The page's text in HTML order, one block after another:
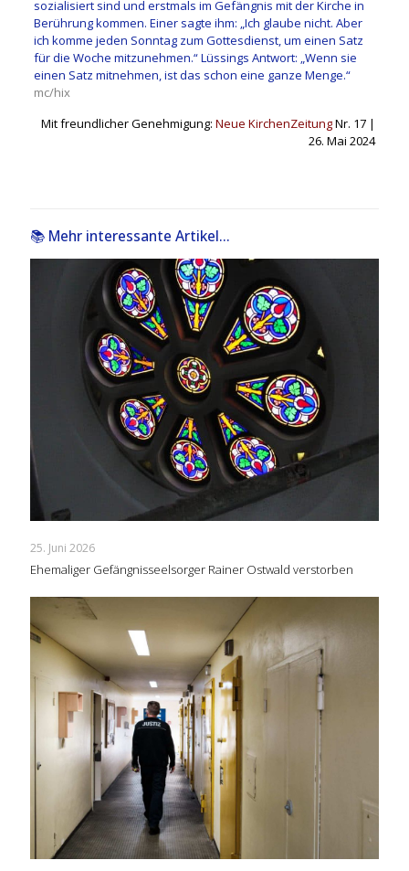
sozialisiert sind und erstmals im Gefängnis mit der Kirche in
Berührung kommen. Einer sagte ihm: „Ich glaube nicht. Aber
ich komme jeden Sonntag zum Gottesdienst, um einen Satz
für die Woche mitzunehmen.“ Lüssings Antwort: „Wenn sie
einen Satz mitnehmen, ist das schon eine ganze Menge.“
mc/hix
Mit freundlicher Genehmigung:Neue KirchenZeitungNr. 17 |
26. Mai 2024
📚 Mehr interessante Artikel...
25. Juni 2026
Ehemaliger Gefängnisseelsorger Rainer Ostwald verstorben